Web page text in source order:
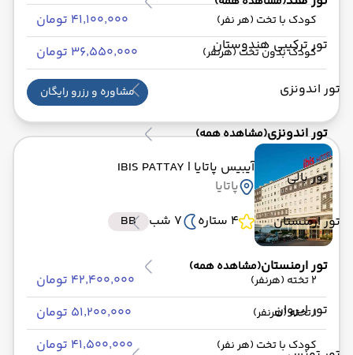
تور ترکیبی هندوستان
تور اندونزی
تور اندونزی(مشاهده همه)
تور بالی
تور ارمنستان
تور ارمنستان(مشاهده همه)
تور ایروان
کودک با تخت (هر نفر) ۴۱٬۱۰۰٬۰۰۰ تومان
کودک بدون تخت (هرنفر) ۳۶٬۵۵۰٬۰۰۰ تومان
مشاوره و رزرو رایگان
آیبیس پاتایا | IBIS PATTAY
پاتایا
4 ستاره
7 شب BB
2 تخته (هرنفر) ۴۲٬۴۰۰٬۰۰۰ تومان
1 تخته (هرنفر) ۵۱٬۲۰۰٬۰۰۰ تومان
کودک با تخت (هر نفر) ۴۱٬۵۰۰٬۰۰۰ تومان